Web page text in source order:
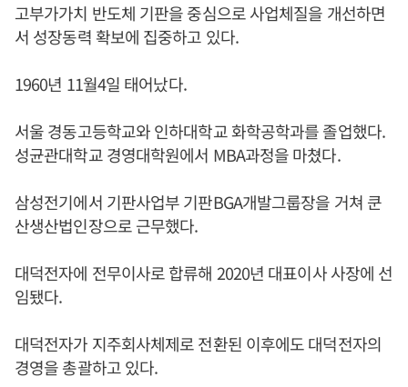
고부가가치 반도체 기판을 중심으로 사업체질을 개선하면
서 성장동력 확보에 집중하고 있다.
1960년 11월4일 태어났다.
서울 경동고등학교와 인하대학교 화학공학과를 졸업했다.
성균관대학교 경영대학원에서 MBA과정을 마쳤다.
삼성전기에서 기판사업부 기판BGA개발그룹장을 거쳐 쿤
산생산법인장으로 근무했다.
대덕전자에 전무이사로 합류해 2020년 대표이사 사장에 선
임됐다.
대덕전자가 지주회사체제로 전환된 이후에도 대덕전자의
경영을 총괄하고 있다.